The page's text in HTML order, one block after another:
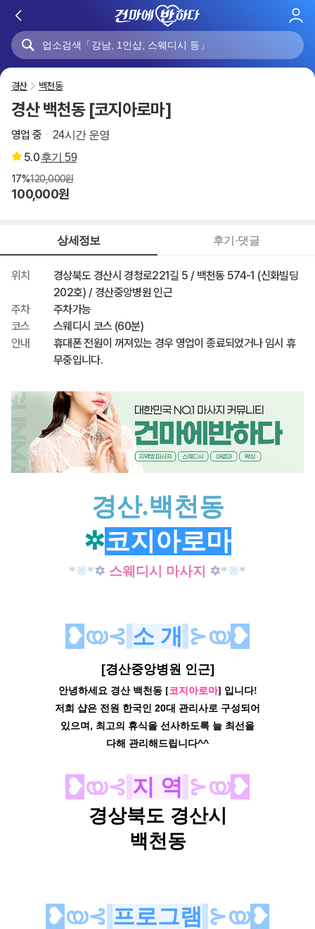
로
경산 백천동
경산 백천동 [코지아로마]
영업 중 24시간 운영
5.0후기59
17%120,000원
100,000원
상세정보 후기·댓글
위치
경상북도 경산시 경청로221길 5 / 백천동 574-1 (신화빌딩
202호) / 경산중앙병원 인근
주차
주차가능
코스
스웨디시 코스 (60분)
안내
휴대폰 전원이 꺼져있는 경우 영업이 종료되었거나 임시 휴
무중입니다.
경산.백천동
✲코지아로마
*❊*✡ 스웨디시 마사지 ✡*❊*
❥യ⊰ 소 개 ⊱യ❥
[경산중앙병원 인근]
안녕하세요 경산 백천동 [코지아로마] 입니다!
저희 샵은 전원 한국인 20대 관리사로 구성되어
있으며, 최고의 휴식을 선사하도록 늘 최선을
다해 관리해드립니다^^
❥യ⊰ 지 역 ⊱യ❥
경상북도 경산시
백천동
❥യ⊰ 프로그램 ⊱യ❥